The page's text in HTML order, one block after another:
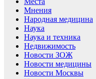
Мнения
Народная медицина
Наука
Наука и техника
Недвижимость
Новости ЗОЖ
Новости медицины
Новости Москвы